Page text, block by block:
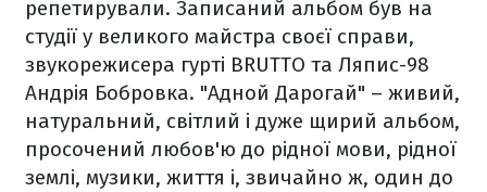
репетирували. Записаний альбом був на
студії у великого майстра своєї справи,
звукорежисера гурті BRUTTO та Ляпис-98
Андрія Бобровка. "Адной Дарогай" – живий,
натуральний, світлий і дуже щирий альбом,
просочений любов'ю до рідної мови, рідної
землі, музики, життя і, звичайно ж, один до